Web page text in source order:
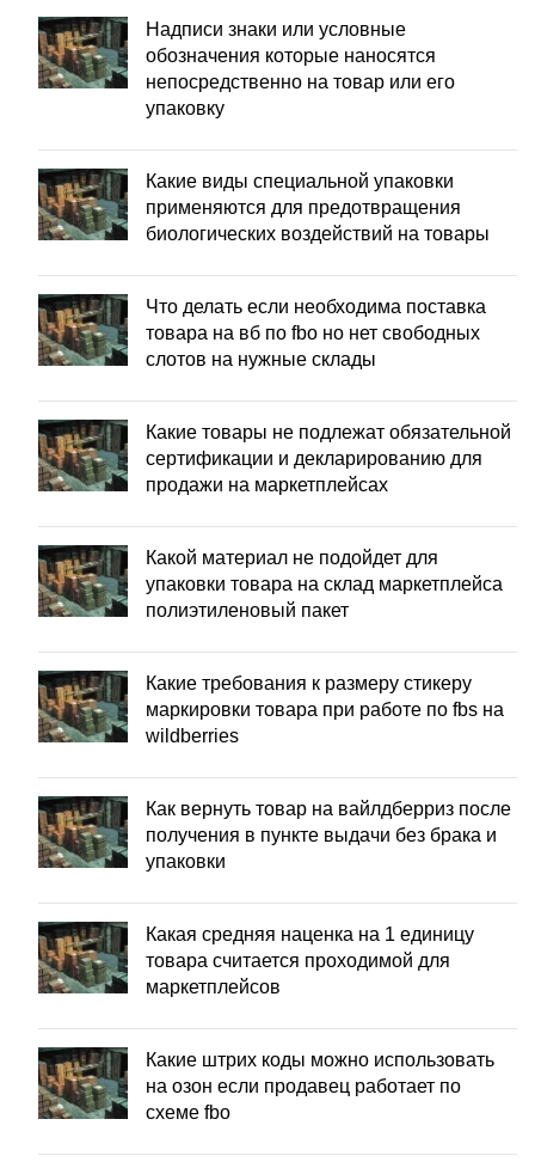
Надписи знаки или условные
обозначения которые наносятся
непосредственно на товар или его
упаковку
Какие виды специальной упаковки
применяются для предотвращения
биологических воздействий на товары
Что делать если необходима поставка
товара на вб по fbo но нет свободных
слотов на нужные склады
Какие товары не подлежат обязательной
сертификации и декларированию для
продажи на маркетплейсах
Какой материал не подойдет для
упаковки товара на склад маркетплейса
полиэтиленовый пакет
Какие требования к размеру стикеру
маркировки товара при работе по fbs на
wildberries
Как вернуть товар на вайлдберриз после
получения в пункте выдачи без брака и
упаковки
Какая средняя наценка на 1 единицу
товара считается проходимой для
маркетплейсов
Какие штрих коды можно использовать
на озон если продавец работает по
схеме fbo